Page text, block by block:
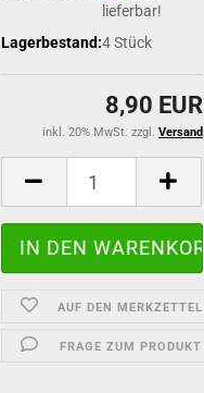
lieferbar!
Lagerbestand:4Stück
8,90 EUR
inkl. 20% MwSt. zzgl. Versand
AUF DEN MERKZETTEL
FRAGE ZUM PRODUKT